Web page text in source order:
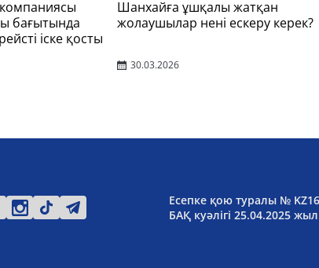
бағытында
іске қосты
Шанхайға ұшқалы жатқан
жолаушылар нені ескеру керек?
30.03.2026
Есепке қою туралы №
БАҚ куәлігі 25.04.2025